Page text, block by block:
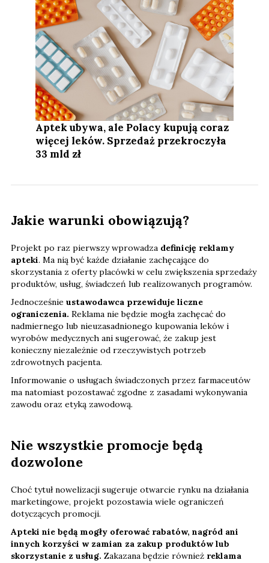
Aptek ubywa, ale Polacy kupują coraz
więcej leków. Sprzedaż przekroczyła
33 mld zł
Jakie warunki obowiązują?
Projekt po raz pierwszy wprowadza definicję reklamy
apteki. Ma nią być każde działanie zachęcające do
skorzystania z oferty placówki w celu zwiększenia sprzedaży
produktów, usług, świadczeń lub realizowanych programów.
Jednocześnie ustawodawca przewiduje liczne
ograniczenia. Reklama nie będzie mogła zachęcać do
nadmiernego lub nieuzasadnionego kupowania leków i
wyrobów medycznych ani sugerować, że zakup jest
konieczny niezależnie od rzeczywistych potrzeb
zdrowotnych pacjenta.
Informowanie o usługach świadczonych przez farmaceutów
ma natomiast pozostawać zgodne z zasadami wykonywania
zawodu oraz etyką zawodową.
Nie wszystkie promocje będą
dozwolone
Choć tytuł nowelizacji sugeruje otwarcie rynku na działania
marketingowe, projekt pozostawia wiele ograniczeń
dotyczących promocji.
Apteki nie będą mogły oferować rabatów, nagród ani
innych korzyści w zamian za zakup produktów lub
skorzystanie z usług. Zakazana będzie również reklama